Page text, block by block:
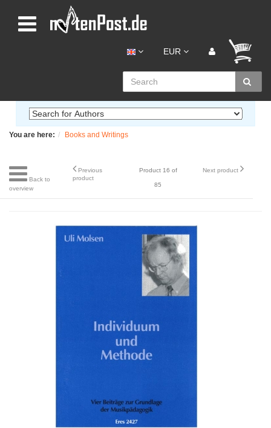
EUR
You are here: Books and Writings
Back to
overview
Previous
product
Product 16 of
85
Next product